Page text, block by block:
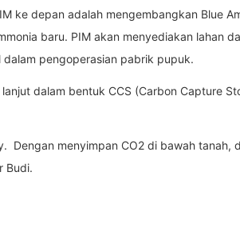
ke depan adalah mengembangkan Blue
baru. PIM akan menyediakan lahan
pengoperasian pabrik pupuk.
dalam bentuk CCS (Carbon Capture
Dengan menyimpan CO2 di bawah tanah,
Budi.